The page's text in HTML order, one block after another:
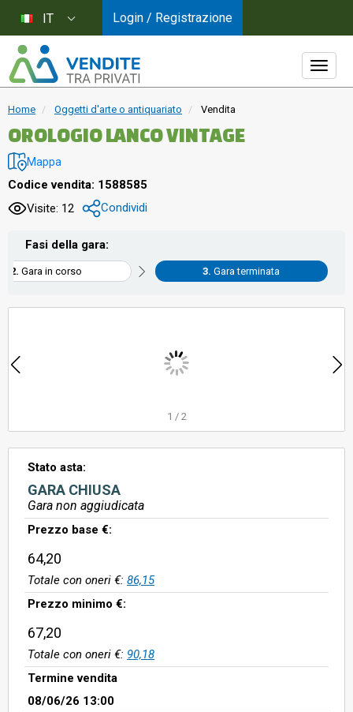
Home Oggetti d'arte o antiquariato Vendita
OROLOGIO LANCO VINTAGE
Mappa
Codice vendita: 1588585
Visite: 12
Condividi
Fasi della gara:
Gara in corso Gara terminata
1 / 2
Stato asta:
GARA CHIUSA
Gara non aggiudicata
Prezzo base €:
64,20
Totale con oneri €: 86,15
Prezzo minimo €:
67,20
Totale con oneri €: 90,18
Termine vendita
08/06/26 13:00
IT Login / Registrazione